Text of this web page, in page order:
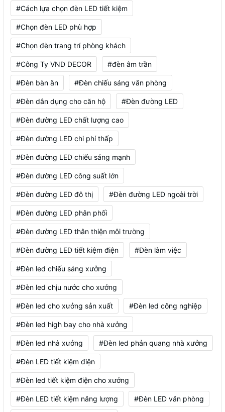
#Cách lựa chọn đèn LED tiết kiệm
#Chọn đèn LED phù hợp
#Chọn đèn trang trí phòng khách
#Công Ty VND DECOR #đèn âm trần
#Đèn bàn ăn #Đèn chiếu sáng văn phòng
#Đèn dân dụng cho căn hộ #Đèn đường LED
#Đèn đường LED chất lượng cao
#Đèn đường LED chi phí thấp
#Đèn đường LED chiếu sáng mạnh
#Đèn đường LED công suất lớn
#Đèn đường LED đô thị #Đèn đường LED ngoài trời
#Đèn đường LED phân phối
#Đèn đường LED thân thiện môi trường
#Đèn đường LED tiết kiệm điện #Đèn làm việc
#Đèn led chiếu sáng xưởng
#Đèn led chịu nước cho xưởng
#Đèn led cho xưởng sản xuất #Đèn led công nghiệp
#Đèn led high bay cho nhà xưởng
#Đèn led nhà xưởng #Đèn led phản quang nhà xưởng
#Đèn LED tiết kiệm điện
#Đèn led tiết kiệm điện cho xưởng
#Đèn LED tiết kiệm năng lượng #Đèn LED văn phòng